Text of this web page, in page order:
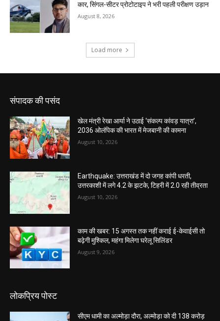
संपादक की पसंद
खेल मंत्री रेखा आर्या ने उठाई ‘संकल्प कांवड़ यात्रा’,
2036 ओलंपिक की भारत में मेजबानी की कामना
August 10, 2026
Earthquake: उत्तराखंड में दो जगह कांपी धरती,
उत्तरकाशी में लगे 4.2 के झटके, टिहरी में 2.0 रही तीव्रता
August 10, 2026
काम की खबर: 15 अगस्त तक नहीं कराई ई-केवाईसी तो
बढ़ेगी मुश्किल, महंगा मिलेगा घरेलू सिलिंडर
August 9, 2026
लोकप्रिय पोस्ट
सीएम धामी का अल्मोड़ा दौरा, अल्मोड़ा को दी 138 करोड़